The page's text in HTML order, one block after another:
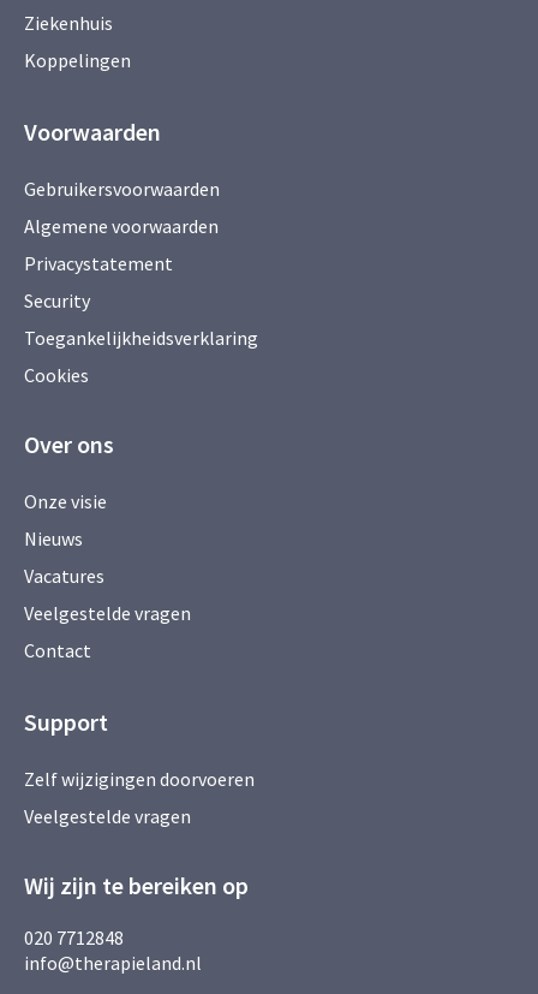
Ziekenhuis
Koppelingen
Voorwaarden
Gebruikersvoorwaarden
Algemene voorwaarden
Privacystatement
Security
Toegankelijkheidsverklaring
Cookies
Over ons
Onze visie
Nieuws
Vacatures
Veelgestelde vragen
Contact
Support
Zelf wijzigingen doorvoeren
Veelgestelde vragen
Wij zijn te bereiken op
020 7712848
info@therapieland.nl